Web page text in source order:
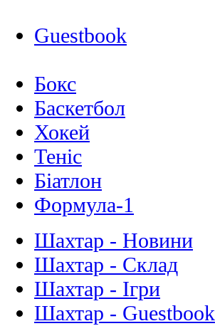
Guestbook
Бокс
Баскетбол
Хокей
Теніс
Біатлон
Формула-1
Шахтар - Новини
Шахтар - Склад
Шахтар - Ігри
Шахтар - Guestbook